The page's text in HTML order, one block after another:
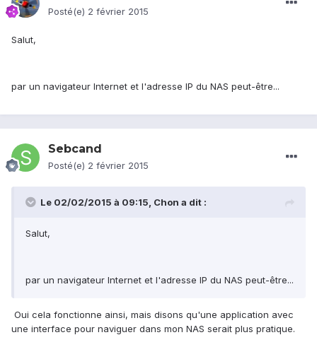
Posté(e) 2 février 2015
Salut,
par un navigateur Internet et l'adresse IP du NAS peut-être...
Sebcand
Posté(e) 2 février 2015
Le 02/02/2015 à 09:15, Chon a dit :
Salut,
par un navigateur Internet et l'adresse IP du NAS peut-être...
Oui cela fonctionne ainsi, mais disons qu'une application avec
une interface pour naviguer dans mon NAS serait plus pratique.